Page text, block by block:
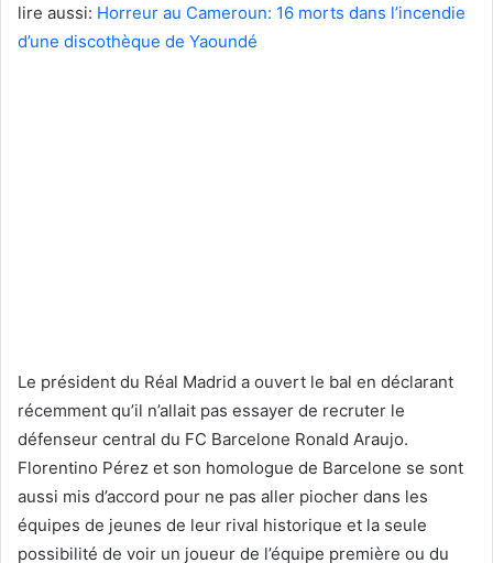
lire aussi: Horreur au Cameroun: 16 morts dans l’incendie
d’une discothèque de Yaoundé
Le président du Réal Madrid a ouvert le bal en déclarant
récemment qu’il n’allait pas essayer de recruter le
défenseur central du FC Barcelone Ronald Araujo.
Florentino Pérez et son homologue de Barcelone se sont
aussi mis d’accord pour ne pas aller piocher dans les
équipes de jeunes de leur rival historique et la seule
possibilité de voir un joueur de l’équipe première ou du